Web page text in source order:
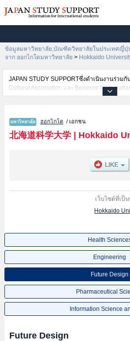
ข้อมูลมหาวิทยาลัย,บัณฑิตวิทยาลัยในประเทศญี่ปุ่
จาก ฮอกไกโดมหาวิทยาลัย > Hokkaido
JAPAN STUDY SUPPORTซึ่งดำเนินงานร่วมกั
Cultural Association และ Benesse
ระดับมหาวิทยาลัย・บัณฑิตวิทยาลัย・วิทยาลัย
นักศึกษาต่างชาติเช่นข้อมูลของแต่ละคณะ,ข้อมูล
จำนวนคนที่รับสมัครหรือจำนวนคนที่ผ่านการสอ
ที่,การเดินทางเป็นต้นไว้ด้วยดังนั้นขอเชิญใช้บริ
ฮอกไกโด / เอกชน
北海道科学大学| Hokkaido
เว็บไซต์ที่เป็
Hokkaido
Health
Engineering
Future Design
Pharmaceutical
Information Science
Future Design